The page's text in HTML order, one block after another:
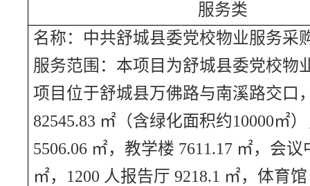
服务类
名称：中共舒城县委党校物业服务采
服务范围： 本项目为舒城县委党校物
项目位于舒城县万佛路与南溪路交口
82545.83 ㎡（含绿化面积约10000㎡
5506.06 ㎡，教学楼 7611.17 ㎡，会议
㎡，1200 人报告厅 9218.1 ㎡，体育